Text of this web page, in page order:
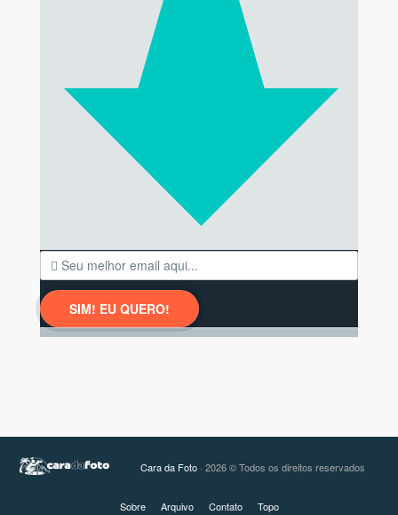
Cara da Foto· 2026 © Todos os direitos reservados
Sobre Arquivo Contato Topo